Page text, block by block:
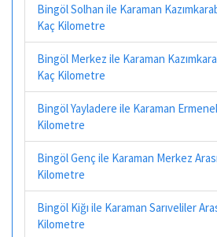
Bingöl Solhan ile Karaman
Kaç Kilometre
Bingöl Merkez ile Karaman
Kaç Kilometre
Bingöl Yayladere ile Karaman
Kilometre
Bingöl Genç ile Karaman Merkez
Kilometre
Bingöl Kiğı ile Karaman Sarıveliler
Kilometre